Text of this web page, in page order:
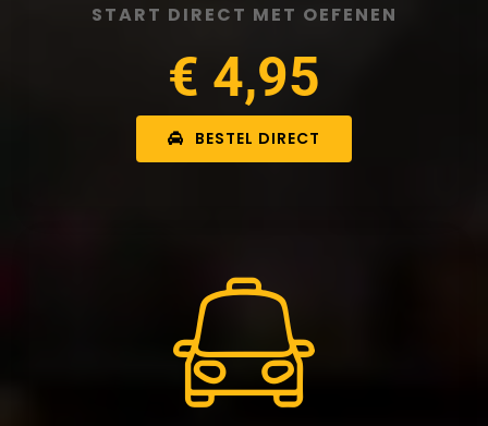
START DIRECT MET OEFENEN
€ 4,95
BESTEL DIRECT